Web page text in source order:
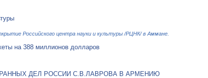
Российского центра науки и культуры /РЦНК/ в Аммане.
на 388 миллионов долларов
ДЕЛ РОССИИ С.В.ЛАВРОВА В АРМЕНИЮ